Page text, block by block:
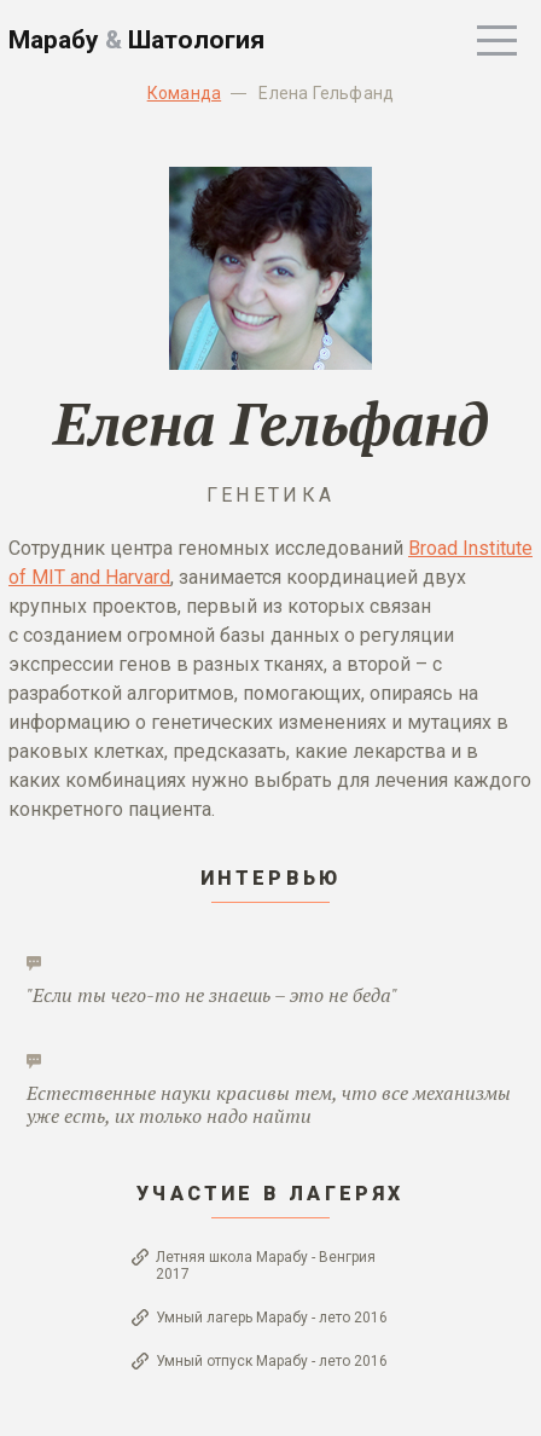
Марабу & Шатология
Команда Елена Гельфанд
Елена Гельфанд
ГЕНЕТИКА
Сотрудник центра геномных исследований Broad Institute
of MIT and Harvard, занимается координацией двух
крупных проектов, первый из которых связан
с созданием огромной базы данных о регуляции
экспрессии генов в разных тканях, а второй – с
разработкой алгоритмов, помогающих, опираясь на
информацию о генетических изменениях и мутациях в
раковых клетках, предсказать, какие лекарства и в
каких комбинациях нужно выбрать для лечения каждого
конкретного пациента.
ИНТЕРВЬЮ
"Если ты чего-то не знаешь – это не беда"
Естественные науки красивы тем, что все механизмы
уже есть, их только надо найти
УЧАСТИЕ В ЛАГЕРЯХ
Летняя школа Марабу - Венгрия
2017
Умный лагерь Марабу - лето 2016
Умный отпуск Марабу - лето 2016